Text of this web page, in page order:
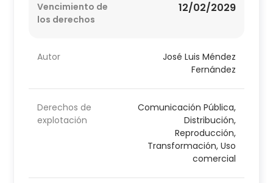
Vencimiento de
los derechos
12/02/2029
Autor
José Luis Méndez
Fernández
Derechos de
explotación
Comunicación Pública,
Distribución,
Reproducción,
Transformación, Uso
comercial